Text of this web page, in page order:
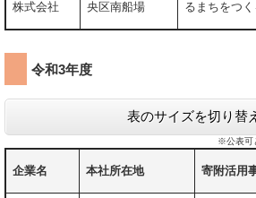
株式会社 央区南船場 るまちをつ
令和3年度
表のサイズを切り替
※公表可
企業名 本社所在地 寄附活用